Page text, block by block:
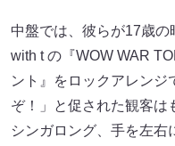
中盤では、彼らが17歳
with t の『WOW WAR
ント』をロックアレンジ
ぞ！」と促された観客
シンガロング、手を左右